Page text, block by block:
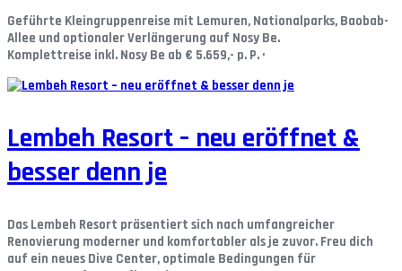
Geführte Kleingruppenreise mit Lemuren, Nationalparks, Baobab-
Allee und optionaler Verlängerung auf Nosy Be.
Komplettreise inkl. Nosy Be ab € 5.659,- p. P. ·
Lembeh Resort – neu eröffnet &
besser denn je
Das Lembeh Resort präsentiert sich nach umfangreicher
Renovierung moderner und komfortabler als je zuvor. Freu dich
auf ein neues Dive Center, optimale Bedingungen für